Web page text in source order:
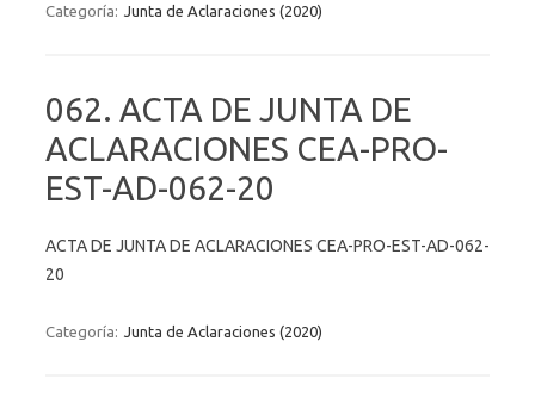
Categoría: Junta de Aclaraciones (2020)
062. ACTA DE JUNTA DE
ACLARACIONES CEA-PRO-
EST-AD-062-20
ACTA DE JUNTA DE ACLARACIONES CEA-PRO-EST-AD-062-
20
Categoría: Junta de Aclaraciones (2020)